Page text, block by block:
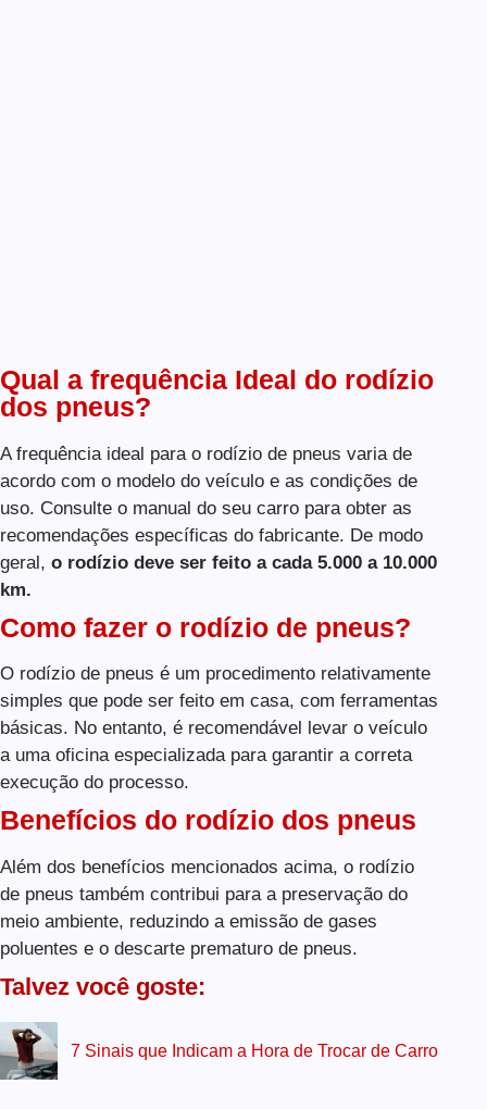
Qual a frequência Ideal do rodízio
dos pneus?
A frequência ideal para o rodízio de pneus varia de
acordo com o modelo do veículo e as condições de
uso. Consulte o manual do seu carro para obter as
recomendações específicas do fabricante. De modo
geral, o rodízio deve ser feito a cada 5.000 a 10.000
km.
Como fazer o rodízio de pneus?
O rodízio de pneus é um procedimento relativamente
simples que pode ser feito em casa, com ferramentas
básicas. No entanto, é recomendável levar o veículo
a uma oficina especializada para garantir a correta
execução do processo.
Benefícios do rodízio dos pneus
Além dos benefícios mencionados acima, o rodízio
de pneus também contribui para a preservação do
meio ambiente, reduzindo a emissão de gases
poluentes e o descarte prematuro de pneus.
Talvez você goste:
7 Sinais que Indicam a Hora de Trocar de Carro